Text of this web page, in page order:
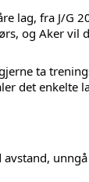
lag, fra J/G
og Aker vil
ta
det enkelte
avstand,